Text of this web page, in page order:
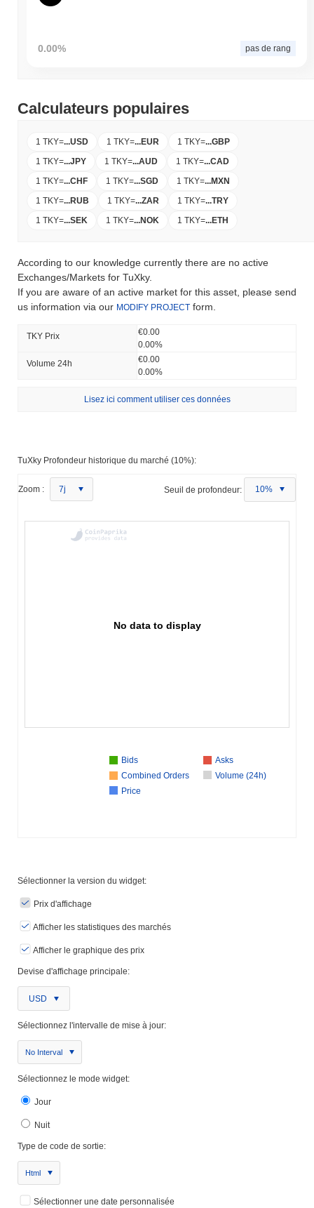
0.00% pas de rang
Calculateurs populaires
1 TKY=...USD 1 TKY=...EUR 1 TKY=...GBP
1 TKY=...JPY 1 TKY=...AUD 1 TKY=...CAD
1 TKY=...CHF 1 TKY=...SGD 1 TKY=...MXN
1 TKY=...RUB 1 TKY=...ZAR 1 TKY=...TRY
1 TKY=...SEK 1 TKY=...NOK 1 TKY=...ETH
According to our knowledge currently there are no active
Exchanges/Markets for TuXky.
If you are aware of an active market for this asset, please send
us information via our MODIFY PROJECT form.
TKY Prix ​​
€0.00
0.00%
Volume 24h
€0.00
0.00%
Lisez ici comment utiliser ces données
TuXky Profondeur historique du marché (10%):
Zoom : 7j Seuil de profondeur: 10%
No data to display
Bids
Asks
Combined Orders
Volume (24h)
Price
Sélectionner la version du widget:
Prix ​​d'affichage
Afficher les statistiques des marchés
Afficher le graphique des prix
Devise d'affichage principale:
USD
Sélectionnez l'intervalle de mise à jour:
No Interval
Sélectionnez le mode widget:
Jour
Nuit
Type de code de sortie:
Html
Sélectionner une date personnalisée